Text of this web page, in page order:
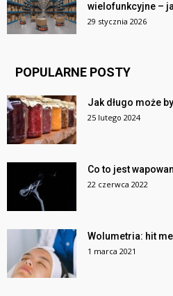
wielofunkcyjne –
29 stycznia 2026
POPULARNE POSTY
Jak długo może
25 lutego 2024
Co to jest
22 czerwca 2022
Wolumetria: hit
1 marca 2021